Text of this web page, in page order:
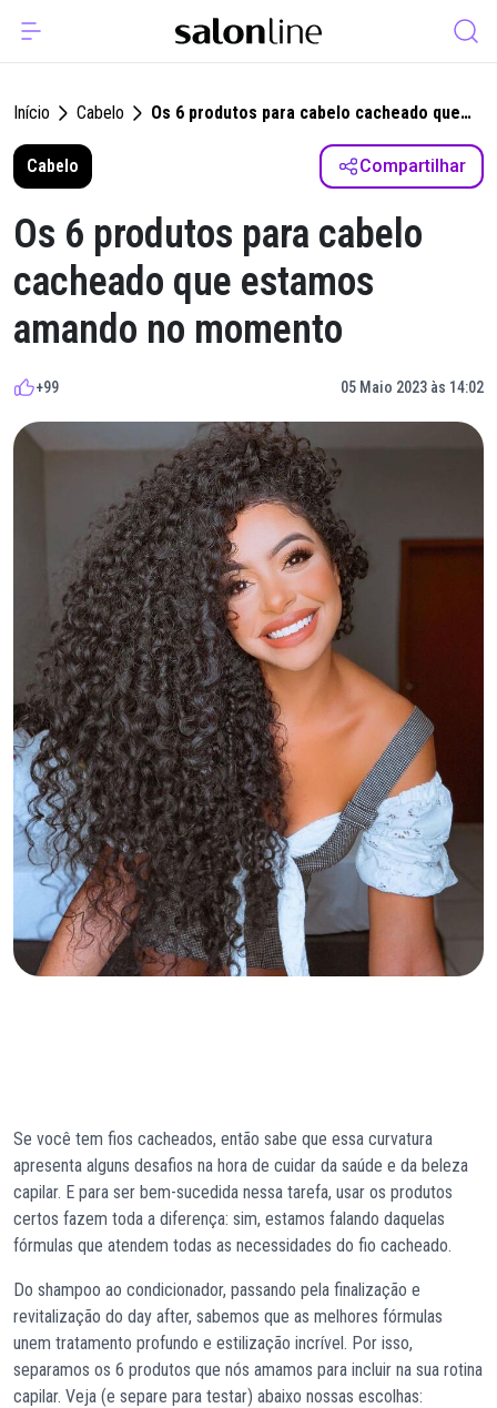
Início Cabelo
Os 6 produtos para cabelo cacheado que
estamos amando no momento
Cabelo
Compartilhar
Os 6 produtos para cabelo
cacheado que estamos
amando no momento
+99 05 Maio 2023 às 14:02
Se você tem fios cacheados, então sabe que essa curvatura
apresenta alguns desafios na hora de cuidar da saúde e da beleza
capilar. E para ser bem-sucedida nessa tarefa, usar os produtos
certos fazem toda a diferença: sim, estamos falando daquelas
fórmulas que atendem todas as necessidades do fio cacheado.
Do shampoo ao condicionador, passando pela finalização e
revitalização do day after, sabemos que as melhores fórmulas
unem tratamento profundo e estilização incrível. Por isso,
separamos os 6 produtos que nós amamos para incluir na sua rotina
capilar. Veja (e separe para testar) abaixo nossas escolhas: